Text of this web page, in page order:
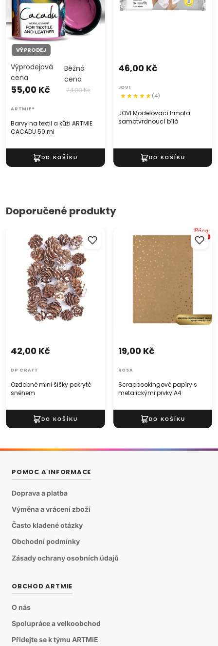
VÝPRODEJ
Barvy na textil a kůži ARTMIE
CACADU 50 ml
Výprodejová
cena
55,00 Kč
Běžná
cena
74,00 Kč
ARTMIE®
JOVI Modelovací hmota
samotvrdnoucí bílá
46,00 Kč
JOVI
(4)
Doporučené produkty
Ozdobné mini šišky pokryté
sněhem
Ozdobné mini šišky pokryté
sněhem
42,00 Kč
DP CRAFT
Scrapbookingové papíry s
metalickými prvky A4
Scrapbookingové papíry s
metalickými prvky A4
19,00 Kč
ROSA
POMOC A INFORMACE
Doprava a platba
Výměna a vrácení zboží
Často kladené otázky
Obchodní podmínky
Zásady ochrany osobních údajů
OBCHOD ARTMIE
O nás
Spolupráce a velkoobchod
Přidejte se k týmu ARTMiE